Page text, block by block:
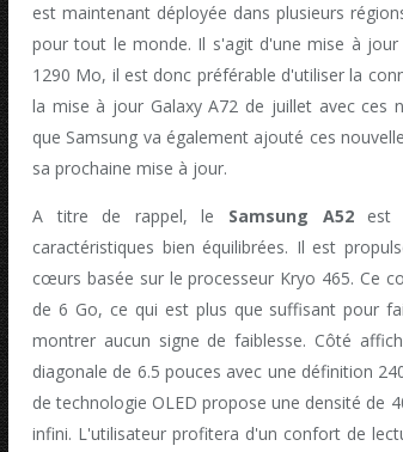
est maintenant déployée dans plusieurs
pour tout le monde. Il s'agit d'une mise à
1290 Mo, il est donc préférable d'utiliser la
la mise à jour Galaxy A72 de juillet avec ces
que Samsung va également ajouté ces
sa prochaine mise à jour.
A titre de rappel, le Samsung A52est
caractéristiques bien équilibrées. Il est
cœurs basée sur le processeur Kryo 465. Ce
de 6 Go, ce qui est plus que suffisant pour
montrer aucun signe de faiblesse. Côté
diagonale de 6.5 pouces avec une définition
de technologie OLED propose une densité de
infini. L'utilisateur profitera d'un confort de